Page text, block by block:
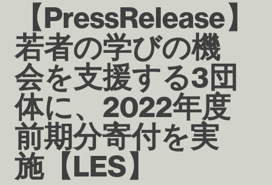
【PressRelease】
若者の学びの機
会を支援する3団
体に、2022年度
前期分寄付を実
施【LES】